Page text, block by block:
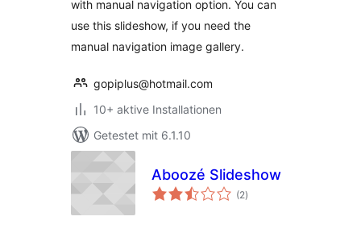
with manual navigation option. You can
use this slideshow, if you need the
manual navigation image gallery.
gopiplus@hotmail.com
10+ aktive Installationen
Getestet mit 6.1.10
Aboozé Slideshow
(2Bewertungen
insgesamt
)